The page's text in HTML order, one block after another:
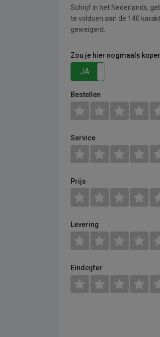
Schrijf in het Nederlands,
te voldoen aan de 140
geweigerd.
Zou je hier nogmaals
JA
Bestellen
Service
Prijs
Levering
Eindcijfer